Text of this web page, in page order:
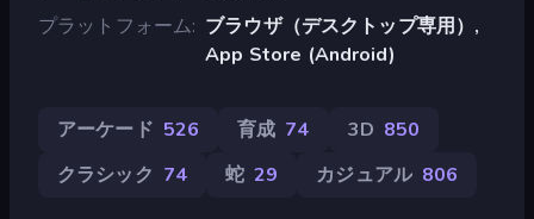
プラットフォーム ブラウザ（デスクトップ専用）,
App Store (Android)
アーケード 526 育成 74 3D 850
クラシック 74 蛇 29 カジュアル 806